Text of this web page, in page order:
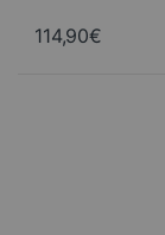
114,90€